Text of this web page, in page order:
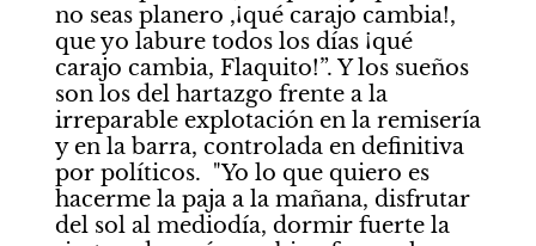
no seas planero ,¡qué carajo cambia!,
que yo labure todos los días ¡qué
carajo cambia, Flaquito!”. Y los sueños
son los del hartazgo frente a la
irreparable explotación en la remisería
y en la barra, controlada en definitiva
por políticos.  "Yo lo que quiero es
hacerme la paja a la mañana, disfrutar
del sol al mediodía, dormir fuerte la